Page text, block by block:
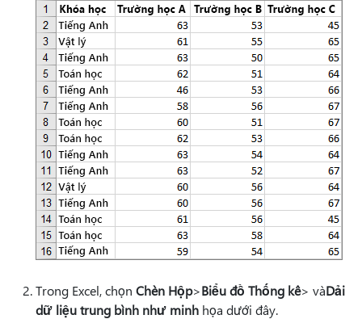
Trong Excel, chọn Chèn Hộp>Biểu đồ Thống kê> vàDải
dữ liệu trung bình như minh họa dưới đây.